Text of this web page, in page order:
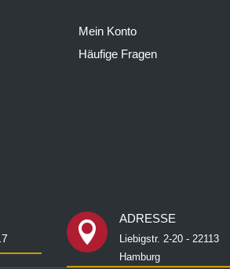
Mein Konto
Häufige Fragen

ADRESSE
Liebigstr. 2-20 - 22113
Hamburg